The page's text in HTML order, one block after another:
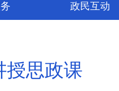
政民互动
授思政课